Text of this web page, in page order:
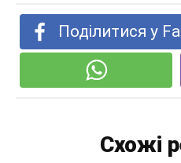
Поділитися у
Схожі